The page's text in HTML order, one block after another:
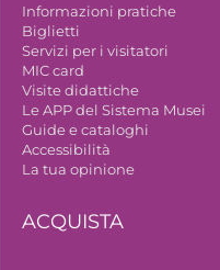
Informazioni pratiche
Biglietti
Servizi per i visitatori
MIC card
Visite didattiche
Le APP del Sistema Musei
Guide e cataloghi
Accessibilità
La tua opinione
ACQUISTA